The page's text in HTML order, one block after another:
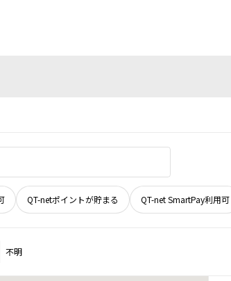
QT-netポイントが貯まる QT-net SmartPay利用可
不明